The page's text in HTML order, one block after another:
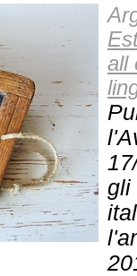
all
gli